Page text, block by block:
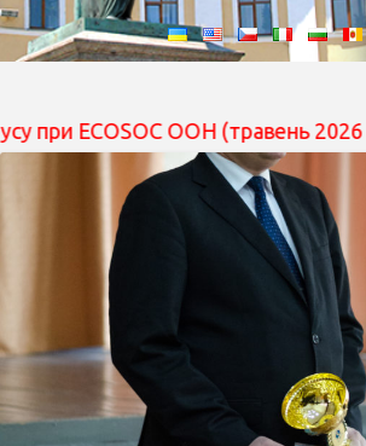
ECOSOC ООН (травень 2026